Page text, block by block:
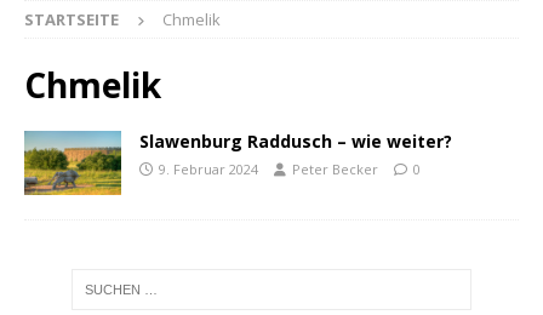
STARTSEITE Chmelik
Chmelik
Slawenburg Raddusch – wie weiter?
9. Februar 2024 Peter Becker 0